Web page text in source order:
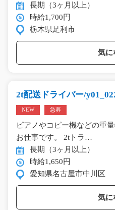
長期（3ヶ月以上）
時給1,700円
栃木県足利市
気に
2t配送ドライバー/
NEW 急募
ピアノやコピー機などの重
お仕事です。 2tトラ…
長期（3ヶ月以上）
時給1,650円
愛知県名古屋市中川区
気に